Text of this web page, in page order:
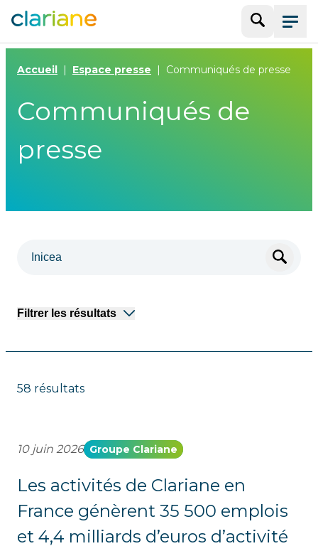
Menu
Accueil Espace presse Communiqués de presse
Communiqués de
presse
Filtrer les résultats
58 résultats
Les activités de Clariane en
France génèrent 35 500 emplois
et 4,4 milliards d’euros d’activité
10 juin 2026 Groupe Clariane